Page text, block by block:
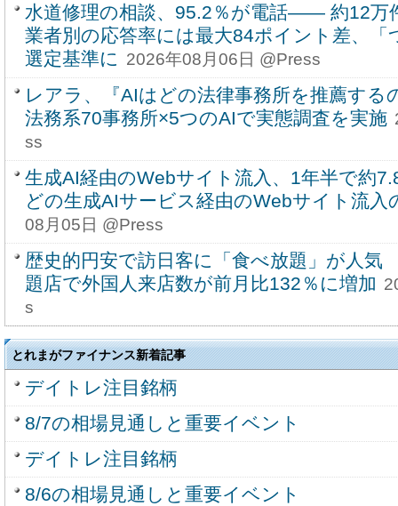
水道修理の相談、95.2％が電話―― 約12
業者別の応答率には最大84ポイント差、
選定基準に 2026年08月06日 @Press
レアラ、『AIはどの法律事務所を推薦する
法務系70事務所×5つのAIで実態調査を実施
ss
生成AI経由のWebサイト流入、1年半で約
どの生成AIサービス経由のWebサイト流入
08月05日 @Press
歴史的円安で訪日客に「食べ放題」が人
題店で外国人来店数が前月比132％に増加
s
とれまがファイナンス新着記事
デイトレ注目銘柄
8/7の相場見通しと重要イベント
デイトレ注目銘柄
8/6の相場見通しと重要イベント